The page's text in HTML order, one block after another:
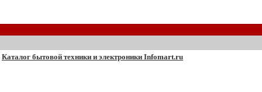
Каталог бытовой техники и электроники Infomart.ru